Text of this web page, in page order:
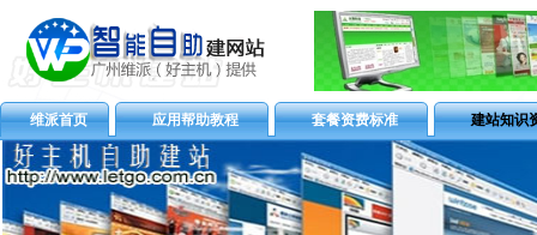
维派首页 应用帮助教程 套餐资费标准 建站知识